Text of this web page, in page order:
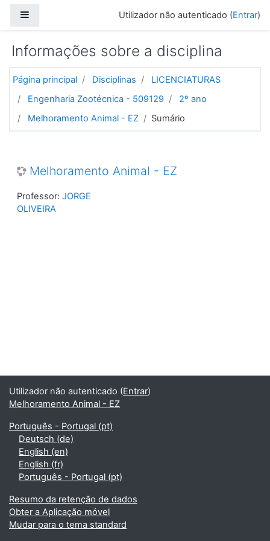
Utilizador não autenticado (Entrar)
Informações sobre a disciplina
Página principal Disciplinas
LICENCIATURAS
Engenharia Zootécnica - 509129
2º ano
Melhoramento Animal - EZ
Sumário
Melhoramento Animal - EZ
Professor: JORGE
OLIVEIRA
Utilizador não autenticado (Entrar)
Melhoramento Animal - EZ
Português - Portugal ‎(pt)‎
Deutsch ‎(de)‎
English ‎(en)‎
English ‎(fr)‎
Português - Portugal ‎(pt)‎
Resumo da retenção de dados
Obter a Aplicação móvel
Mudar para o tema standard